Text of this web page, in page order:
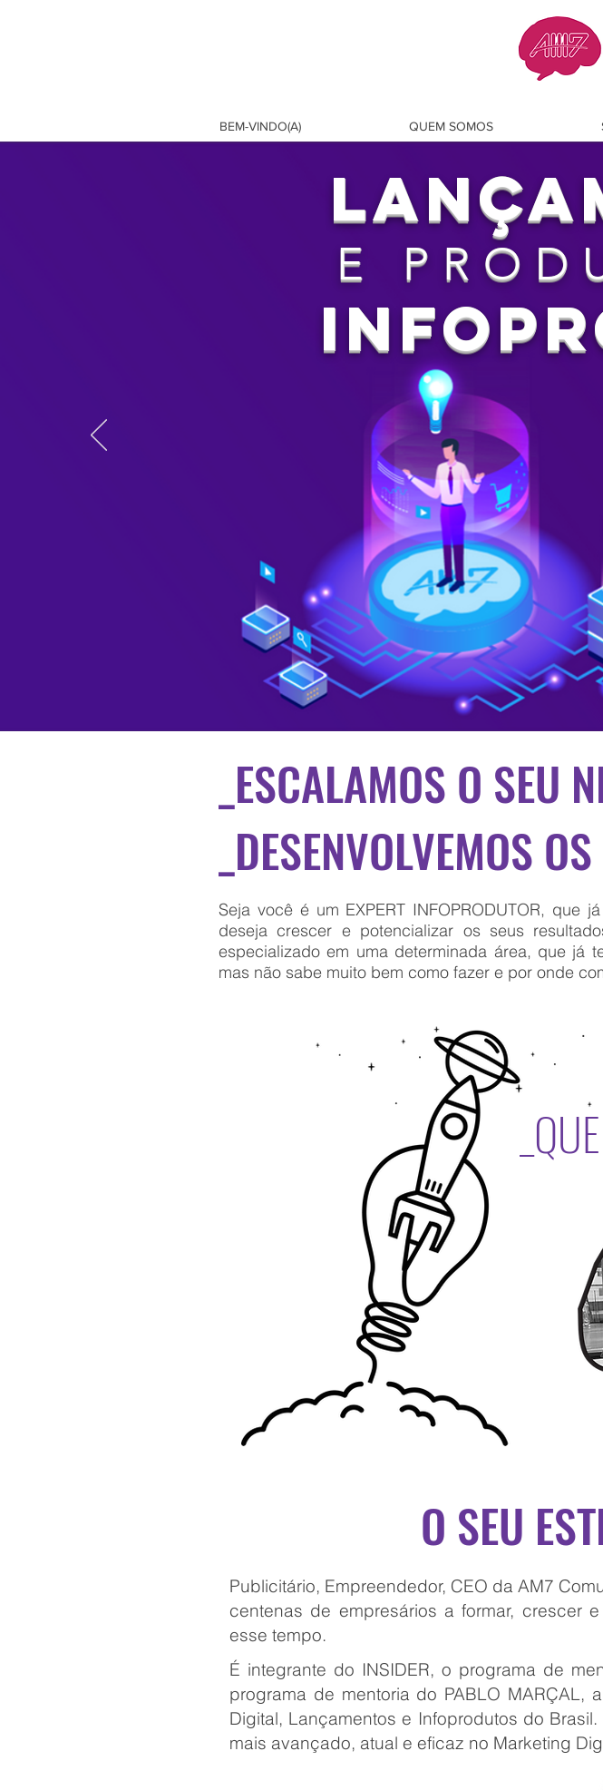
BEM-VINDO(A) QUEM SOMOS
E
_ESCALAMOS O SEU
_DESENVOLVEMOS
Seja você é um EXPERT INFOPRODUTOR, que
deseja crescer e potencializar os seus
especializado em uma determinada área, que já
mas não sabe muito bem como fazer e por onde
O SEU
Publicitário, Empreendedor, CEO da AM7
centenas de empresários a formar, crescer
esse tempo.
É integrante do INSIDER, o programa de
programa de mentoria do PABLO MARÇAL,
Digital, Lançamentos e Infoprodutos do
mais avançado, atual e eficaz no Marketing